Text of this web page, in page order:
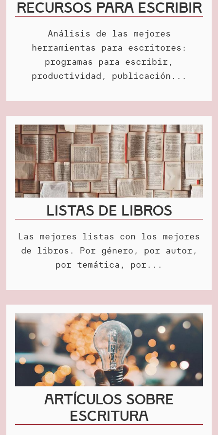
Recursos para escribir
Análisis de las mejores
herramientas para escritores:
programas para escribir,
productividad, publicación...
Listas de libros
Las mejores listas con los mejores
de libros. Por género, por autor,
por temática, por...
Artículos sobre
escritura